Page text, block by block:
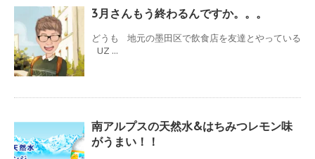
3月さんもう終わるんですか。。。
どうも 地元の墨田区で飲食店を友達とやっている
UZ ...
南アルプスの天然水&はちみつレモン味
がうまい！！